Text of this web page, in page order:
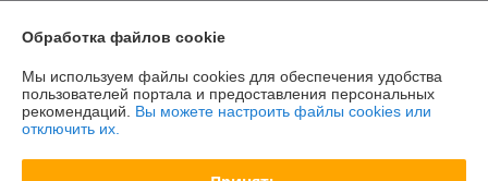
Информация для покупателя
Юридическое лицо:ООО "БелХайлер"
220024, г. Минск, ул. Стебенева, 2А, оф. 21
Регистрационный номер ЕГР: 193304407
УНП: 193304407
Обработка файлов cookie
Мы используем файлы cookies для обеспечения удобства
пользователей портала и предоставления персональных
рекомендаций. Вы можете настроить файлы cookies или
отключить их.